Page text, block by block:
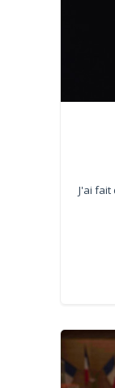
J'ai fait